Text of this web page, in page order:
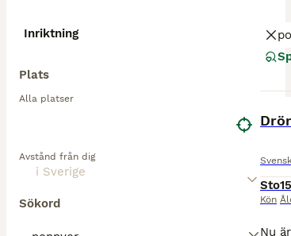
Inriktning
Plats
Alla platser
Avstånd från dig
Sökord
Sto
Kön